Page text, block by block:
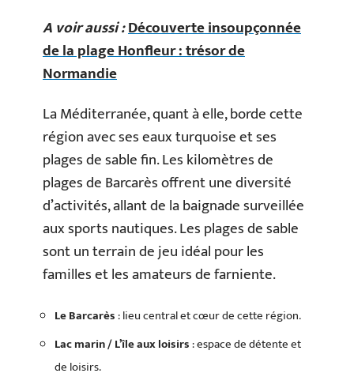
A voir aussi :Découverte insoupçonnée
de la plage Honfleur : trésor de
Normandie
La Méditerranée, quant à elle, borde cette
région avec ses eaux turquoise et ses
plages de sable fin. Les kilomètres de
plages de Barcarès offrent une diversité
d’activités, allant de la baignade surveillée
aux sports nautiques. Les plages de sable
sont un terrain de jeu idéal pour les
familles et les amateurs de farniente.
Le Barcarès: lieu central et cœur de cette région.
Lac marin / L’île aux loisirs: espace de détente et
de loisirs.